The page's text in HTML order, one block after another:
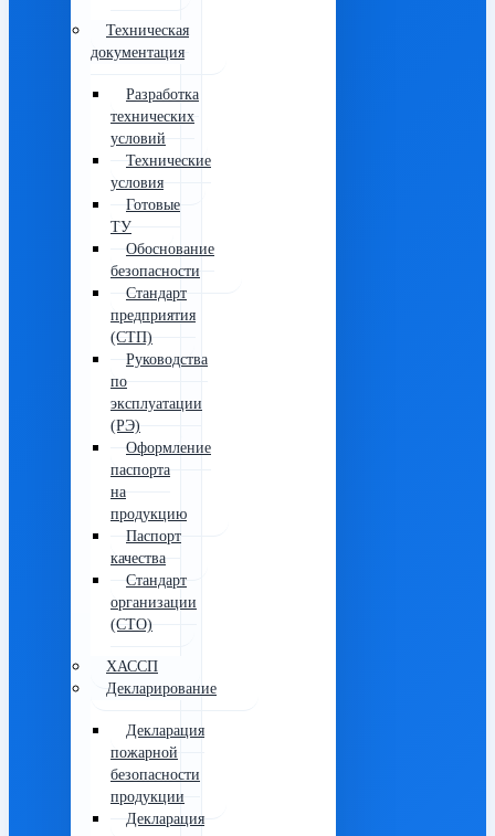
Техническая
документация
Разработка
технических
условий
Технические
условия
Готовые
ТУ
Обоснование
безопасности
Стандарт
предприятия
(СТП)
Руководства
по
эксплуатации
(РЭ)
Оформление
паспорта
на
продукцию
Паспорт
качества
Стандарт
организации
(СТО)
ХАССП
Декларирование
Декларация
пожарной
безопасности
продукции
Декларация